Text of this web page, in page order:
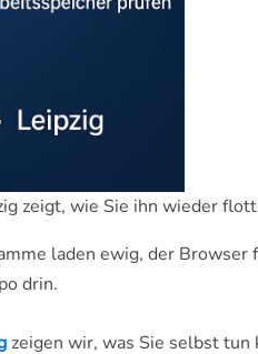
zeigt, wie Sie ihn wieder
laden ewig, der
drin.
zeigen wir, was Sie selbst tun